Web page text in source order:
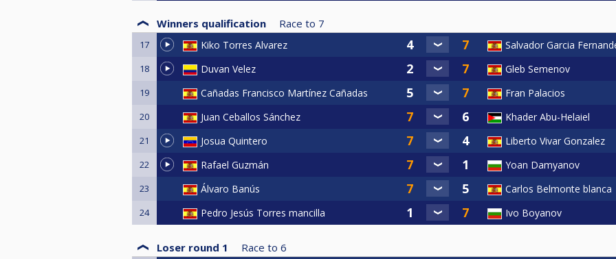
Winners qualification Race to 7
17 Kiko Torres Alvarez Salvador Garcia
18 Duvan Velez Gleb Semenov
19 Cañadas Francisco Martínez Cañadas Fran Palacios
20 Juan Ceballos Sánchez Khader Abu-Helaiel
21 Josua Quintero Liberto Vivar Gonzalez
22 Rafael Guzmán Yoan Damyanov
23 Álvaro Banús Carlos Belmonte blanca
24 Pedro Jesús Torres mancilla Ivo Boyanov
Loser round 1 Race to 6